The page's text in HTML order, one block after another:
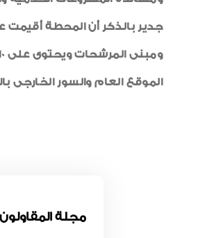
الموقع العام والسور الخارجى